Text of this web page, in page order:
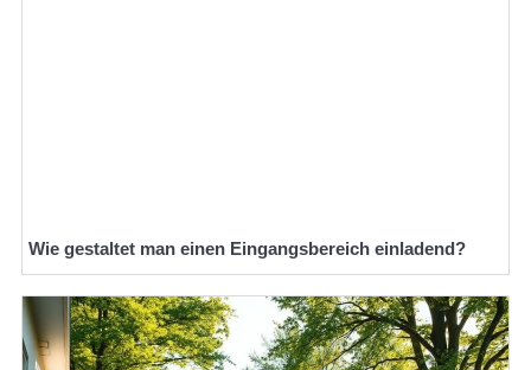
Wie gestaltet man einen Eingangsbereich einladend?